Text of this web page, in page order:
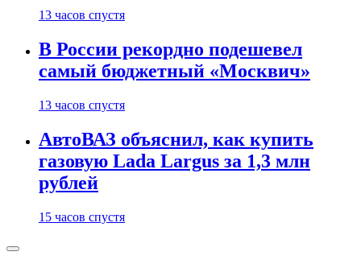
13 часов спустя
В России рекордно подешевел
самый бюджетный «Москвич»
13 часов спустя
АвтоВАЗ объяснил, как купить
газовую Lada Largus за 1,3 млн
рублей
15 часов спустя